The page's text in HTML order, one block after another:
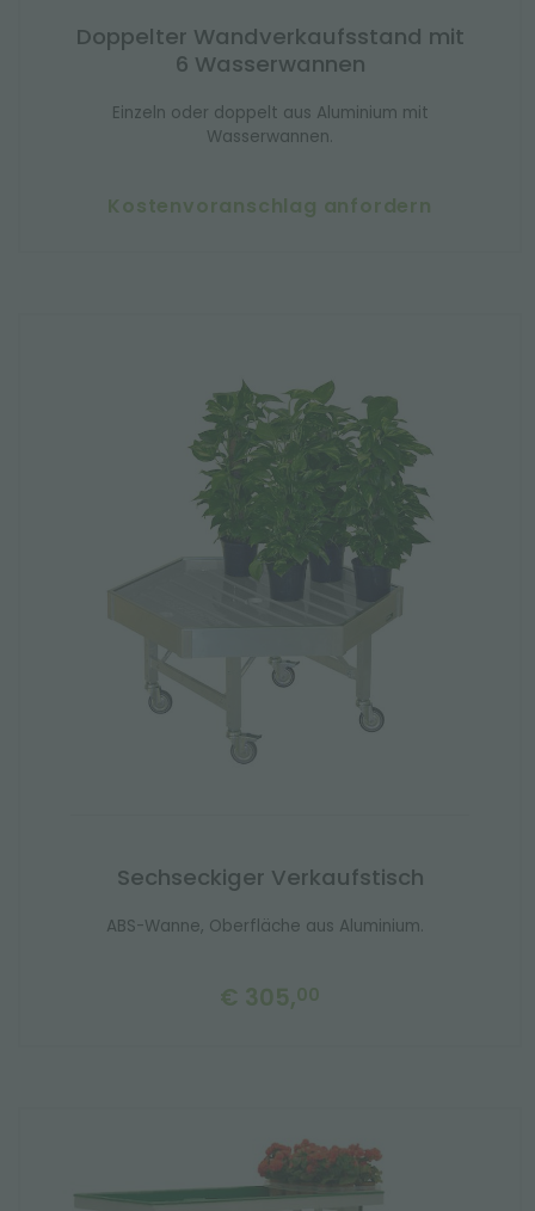
Doppelter Wandverkaufsstand mit
6 Wasserwannen
Einzeln oder doppelt aus Aluminium mit
Wasserwannen.
Kostenvoranschlag anfordern
Sechseckiger Verkaufstisch
ABS-Wanne, Oberfläche aus Aluminium.
€ 305,00